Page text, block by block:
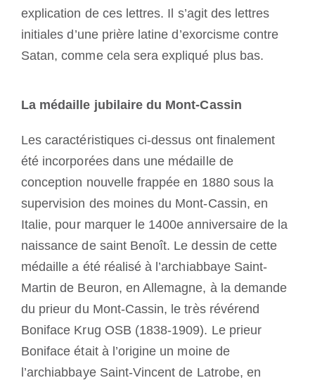
explication de ces lettres. Il s’agit des lettres
initiales d’une prière latine d’exorcisme contre
Satan, comme cela sera expliqué plus bas.
La médaille jubilaire du Mont-Cassin
Les caractéristiques ci-dessus ont finalement
été incorporées dans une médaille de
conception nouvelle frappée en 1880 sous la
supervision des moines du Mont-Cassin, en
Italie, pour marquer le 1400e anniversaire de la
naissance de saint Benoît. Le dessin de cette
médaille a été réalisé à l’archiabbaye Saint-
Martin de Beuron, en Allemagne, à la demande
du prieur du Mont-Cassin, le très révérend
Boniface Krug OSB (1838-1909). Le prieur
Boniface était à l’origine un moine de
l’archiabbaye Saint-Vincent de Latrobe, en